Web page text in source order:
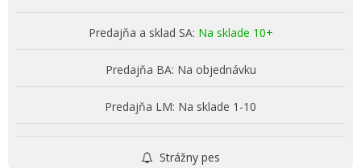
Predajňa a sklad SA: Na sklade 10+
Predajňa BA: Na objednávku
Predajňa LM: Na sklade 1-10
Strážny pes